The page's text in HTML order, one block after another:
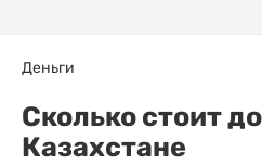
Деньги
Сколько стоит
Казахстане